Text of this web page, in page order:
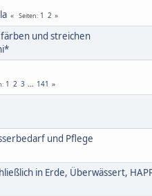
Seiten 1 2
und streichen
1 2 3 ... 141
und Pflege
in Erde, Überwässert,